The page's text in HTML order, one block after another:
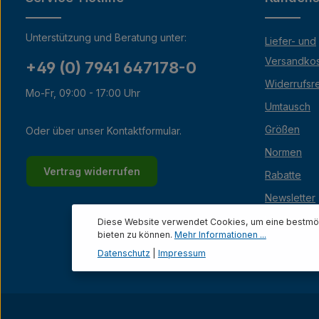
Unterstützung und Beratung unter:
+49 (0) 7941 647178-0
Mo-Fr, 09:00 - 17:00 Uhr
Oder über unser Kontaktformular.
Vertrag widerrufen
Liefer- und
Umtausch
Größen
Normen
Rabatte
Newsletter
Lexikon
Diese Website verwendet Cookies, um eine
bieten zu können. Mehr Informationen ...
Datenschutz
Impressum